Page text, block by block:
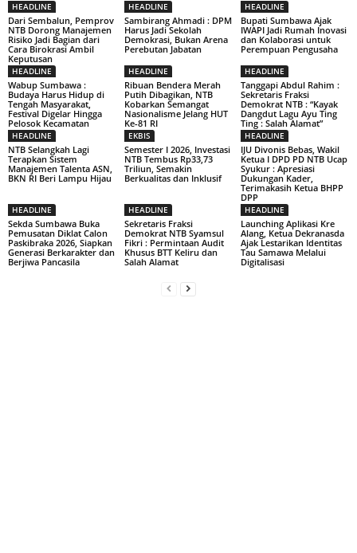
HEADLINE
Dari Sembalun, Pemprov
NTB Dorong Manajemen
Risiko Jadi Bagian dari
Cara Birokrasi Ambil
Keputusan
HEADLINE
Sambirang Ahmadi : DPM
Harus Jadi Sekolah
Demokrasi, Bukan Arena
Perebutan Jabatan
HEADLINE
Bupati Sumbawa Ajak
IWAPI Jadi Rumah Inovasi
dan Kolaborasi untuk
Perempuan Pengusaha
HEADLINE
Wabup Sumbawa :
Budaya Harus Hidup di
Tengah Masyarakat,
Festival Digelar Hingga
Pelosok Kecamatan
HEADLINE
Ribuan Bendera Merah
Putih Dibagikan, NTB
Kobarkan Semangat
Nasionalisme Jelang HUT
Ke-81 RI
HEADLINE
Tanggapi Abdul Rahim :
Sekretaris Fraksi
Demokrat NTB : “Kayak
Dangdut Lagu Ayu Ting
Ting : Salah Alamat”
HEADLINE
NTB Selangkah Lagi
Terapkan Sistem
Manajemen Talenta ASN,
BKN RI Beri Lampu Hijau
EKBIS
Semester I 2026, Investasi
NTB Tembus Rp33,73
Triliun, Semakin
Berkualitas dan Inklusif
HEADLINE
IJU Divonis Bebas, Wakil
Ketua I DPD PD NTB Ucap
Syukur : Apresiasi
Dukungan Kader,
Terimakasih Ketua BHPP
DPP
HEADLINE
Sekda Sumbawa Buka
Pemusatan Diklat Calon
Paskibraka 2026, Siapkan
Generasi Berkarakter dan
Berjiwa Pancasila
HEADLINE
Sekretaris Fraksi
Demokrat NTB Syamsul
Fikri : Permintaan Audit
Khusus BTT Keliru dan
Salah Alamat
HEADLINE
Launching Aplikasi Kre
Alang, Ketua Dekranasda
Ajak Lestarikan Identitas
Tau Samawa Melalui
Digitalisasi